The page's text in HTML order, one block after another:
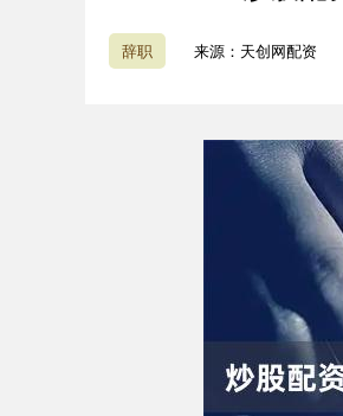
辞职 来源：天创网配资